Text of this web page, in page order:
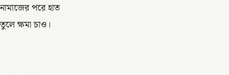
নামাজের পরে হাত
তুলে ক্ষমা চাও‌।